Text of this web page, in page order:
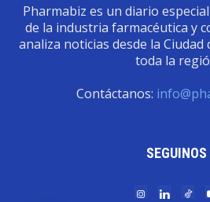
Pharmabiz es un diario
de la industria farmacéutica y
analiza noticias desde la
toda la
Contáctanos:
SEGUINOS